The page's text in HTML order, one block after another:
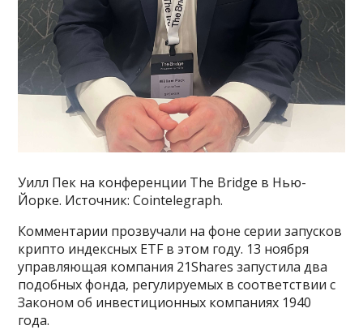
Уилл Пек на конференции The Bridge в Нью-
Йорке. Источник: Cointelegraph.
Комментарии прозвучали на фоне серии запусков
крипто индексных ETF в этом году. 13 ноября
управляющая компания 21Shares запустила два
подобных фонда, регулируемых в соответствии с
Законом об инвестиционных компаниях 1940
года.